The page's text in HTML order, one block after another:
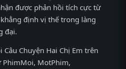
được phản hồi tích cực từ
định vị thế trong làng
đại.
Chuyện Hai Chị Em trên
PhimMoi, MotPhim,